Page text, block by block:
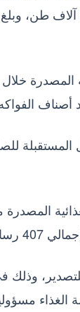
المستقبلة
إصدار 600 شهادة
لسلامة